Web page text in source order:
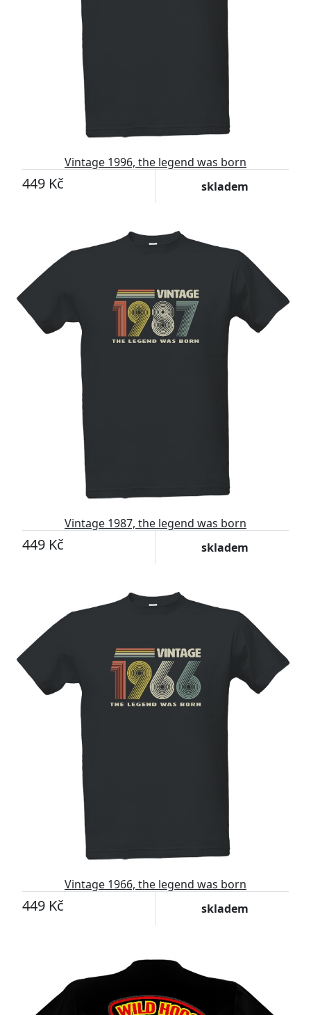
Vintage 1996, the legend was born
449 Kč skladem
Vintage 1987, the legend was born
449 Kč skladem
Vintage 1966, the legend was born
449 Kč skladem